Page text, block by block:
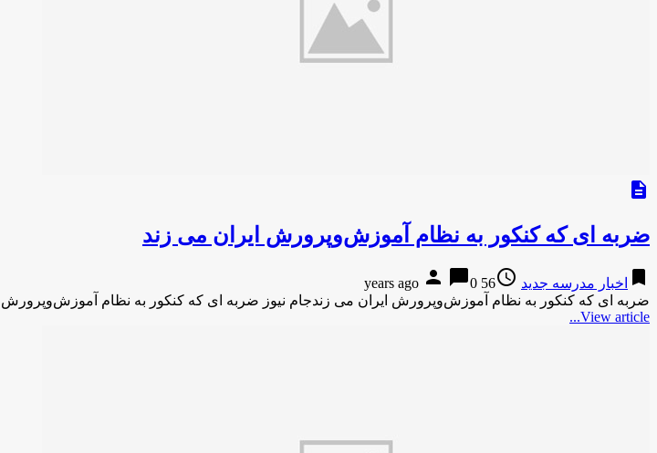
description
ضربه ای که کنکور به نظام آموزش‌وپرورش ایران می زند
bookmark اخبار مدرسه جدید access_time
56 years ago
person chat_bubble0
ضربه ای که کنکور به نظام آموزش‌وپرورش ایران می زندجام نیوز ضربه ای که کنکور به نظام
View article...